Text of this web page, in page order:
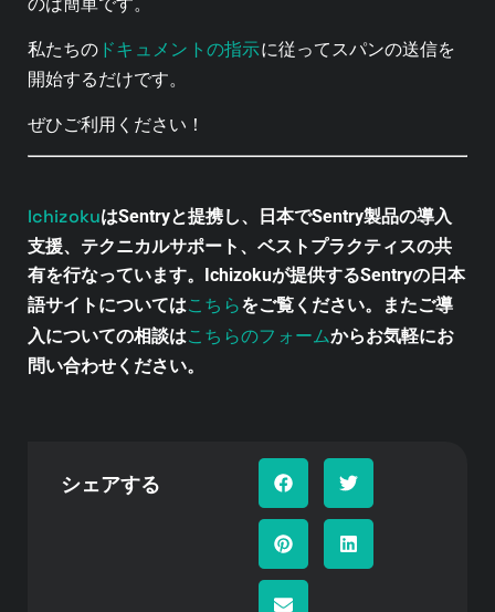
私たちの ドキュメントの指示に従ってスパンの送信を
開始するだけです。
ぜひご利用ください！
IchizokuはSentryと提携し、日本でSentry製品の導入
支援、テクニカルサポート、ベストプラクティスの共
有を行なっています。Ichizokuが提供するSentryの日本
語サイトについてはこちらをご覧ください。またご導
入についての相談はこちらのフォームからお気軽にお
問い合わせください。
シェアする